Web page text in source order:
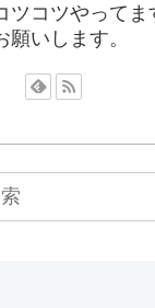
ツコツやってま
願いします。